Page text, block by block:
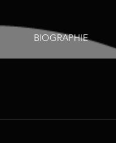
BIOGRAPHIE